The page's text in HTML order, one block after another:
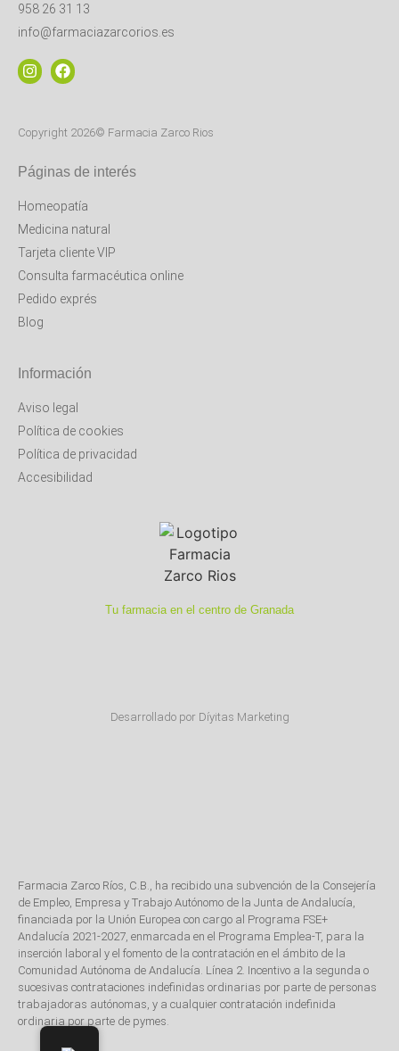
958 26 31 13
info@farmaciazarcorios.es
Copyright 2026© Farmacia Zarco Rios
Páginas de interés
Homeopatía
Medicina natural
Tarjeta cliente VIP
Consulta farmacéutica online
Pedido exprés
Blog
Información
Aviso legal
Política de cookies
Política de privacidad
Accesibilidad
Tu farmacia en el centro de Granada
Desarrollado por Díyitas Marketing
Farmacia Zarco Ríos, C.B., ha recibido una subvención de la Consejería
de Empleo, Empresa y Trabajo Autónomo de la Junta de Andalucía,
financiada por la Unión Europea con cargo al Programa FSE+
Andalucía 2021-2027, enmarcada en el Programa Emplea-T, para la
inserción laboral y el fomento de la contratación en el ámbito de la
Comunidad Autónoma de Andalucía. Línea 2. Incentivo a la segunda o
sucesivas contrataciones indefinidas ordinarias por parte de personas
trabajadoras autónomas, y a cualquier contratación indefinida
ordinaria por parte de pymes.